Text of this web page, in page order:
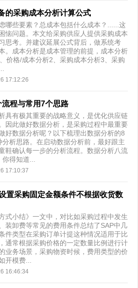
的采购成本分析计算公式
哪些要素？总成本包括什么成本？......这
恼问题。本文给采购供应人提供采购成本
思考。并建议延展公式背后，做系统考
。成本分析是成本管理的前提，成本分析
价格/成本分析2、采购成本分析3、采购
17:12:26
程与常用7个思路
具有极其重要的战略意义，是优化供应链
因此做好数据分析，是采购过程中最重要
好数据分析呢？以下梳理出数据分析的8
析思路。在启动数据分析前，最好跟主
鞋确认每一步的分析流程。数据分析八流
得知道...
17:10:37
置采购固定金额条件不根据收货数
式小结》一文中，对比如采购过程中发生
装卸费等常见的费用条件总结了SAP中几
件类型在采购订单计提这种情况适用于比
通常根据采购价格的一定数量比例进行计
业务场景，采购物资时候，费用类型的价
开模费...
16:46:34